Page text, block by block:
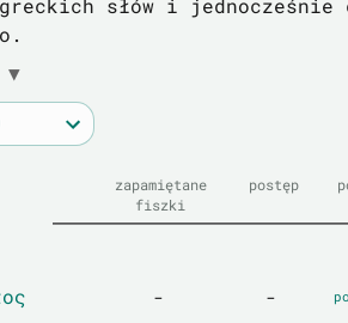
słów i jednocześnie
▼
zapamiętane
fiszki
postęp
- -